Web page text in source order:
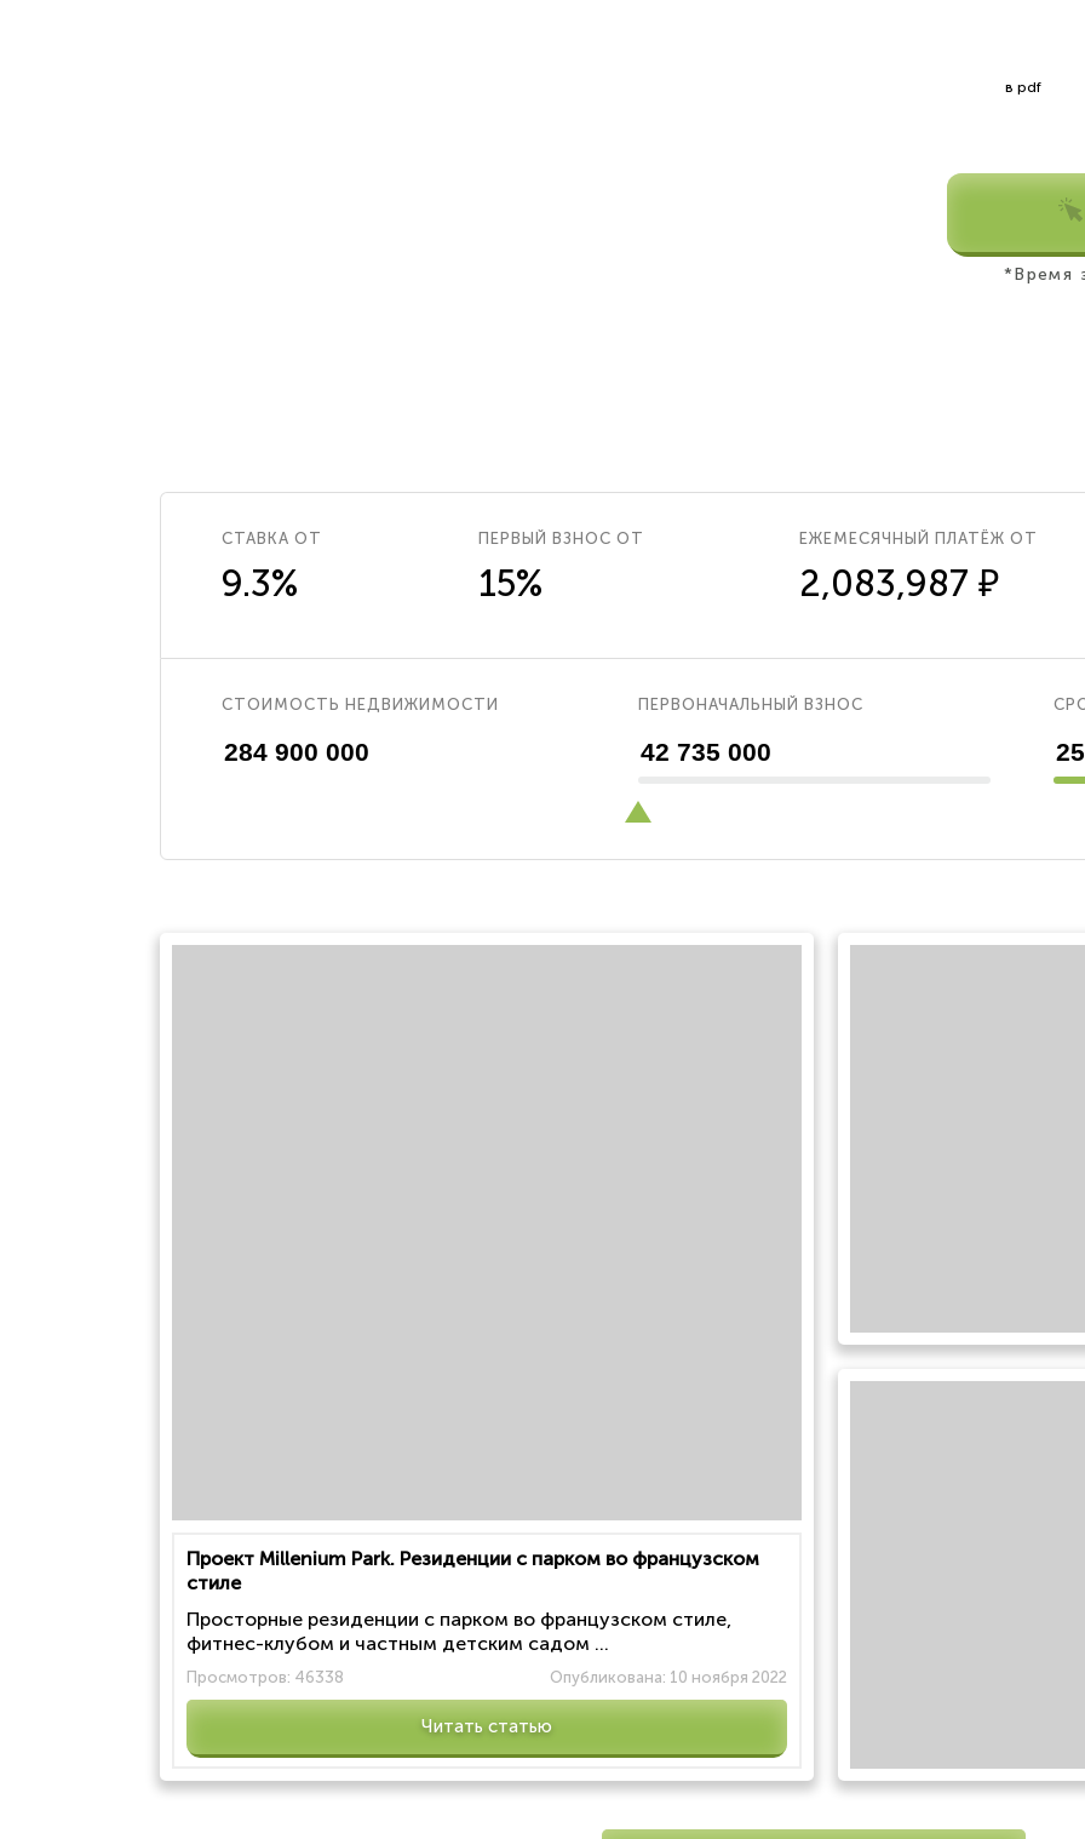
в pdf
*Время
СТАВКА ОТ
9.3%
ПЕРВЫЙ ВЗНОС ОТ
15%
ЕЖЕМЕСЯЧНЫЙ ПЛАТЁЖ ОТ
2,083,987 ₽
СТОИМОСТЬ НЕДВИЖИМОСТИ ПЕРВОНАЧАЛЬНЫЙ ВЗНОС
Проект Millenium Park. Резиденции с парком во французском
стиле
Просторные резиденции с парком во французском стиле,
фитнес-клубом и частным детским садом ...
Просмотров: 46338 Опубликована: 10 ноября 2022
Читать статью